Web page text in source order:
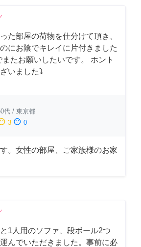
た部屋の荷物を仕分けて頂き、
にお陰でキレイに片付きました
たお願いしたいです。 ホント
いました⤵
代 / 東京都
3 sentiment_dissatisfied 0
。女性の部屋、ご家族様のお家
1人用のソファ、段ボール2つ
んでいただきました。事前に必